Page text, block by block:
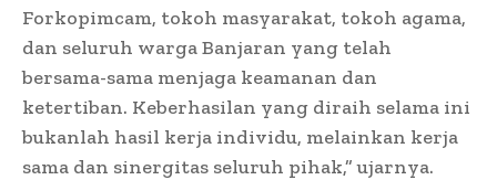
Forkopimcam, tokoh masyarakat, tokoh agama,
dan seluruh warga Banjaran yang telah
bersama-sama menjaga keamanan dan
ketertiban. Keberhasilan yang diraih selama ini
bukanlah hasil kerja individu, melainkan kerja
sama dan sinergitas seluruh pihak,” ujarnya.